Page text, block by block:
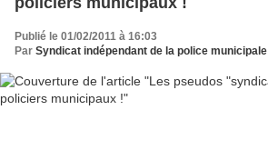
Publié le 01/02/2011 à 16:03
Par Syndicat indépendant de la police municipale